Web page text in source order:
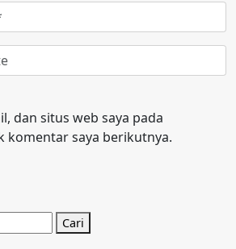
dan situs web saya pada
komentar saya berikutnya.
Cari